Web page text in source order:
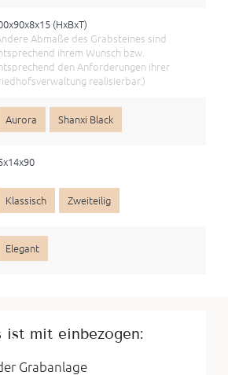
(HxBхT)
Abmaße des Grabsteines sind
ihrem Wunsch bzw.
den Anforderungen ihrer
realisierbar.)
Aurora Shanxi Black
Klassisch Zweiteilig
Elegant
ist mit einbezogen:
Grabanlage